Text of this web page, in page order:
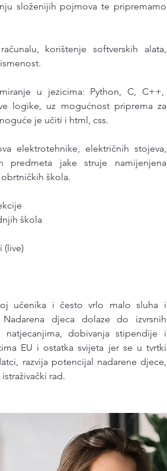
složenijih pojmova te pripremamo
korištenje softverskih alata,
u jezicima: Python, C, C++,
logike, uz mogućnost priprema za
je učiti i html, css.
elektrotehnike, električnih stojeva,
predmeta jake struje namijenjena
škola.
škola
(live)
učenika i često vrlo malo sluha i
djeca dolaze do izvrsnih
natjecanjima, dobivanja stipendije i
EU i ostatka svijeta jer se u tvrtki
razvija potencijal nadarene djece,
rad.